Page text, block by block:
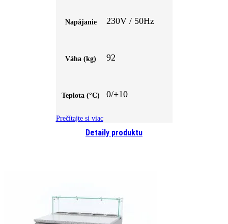
Detaily produktu
Napájanie 230V / 50Hz
Váha (kg) 92
Teplota (°C) 0/+10
Prečítajte si viac